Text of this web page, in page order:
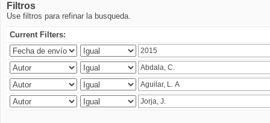
Filtros
Use filtros para refinar la busqueda.
Current Filters: